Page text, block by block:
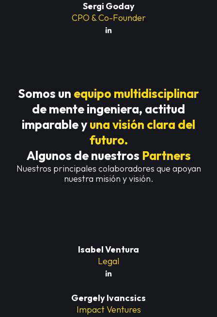
Sergi Goday
CPO & Co-Founder
Somos un equipo multidisciplinar
de mente ingeniera, actitud
imparable yuna visión clara del
futuro.
Algunos de nuestros Partners
Nuestros principales colaboradores que apoyan
nuestra misión y visión.
Isabel Ventura
Legal
Gergely Ivancsics
Impact Ventures